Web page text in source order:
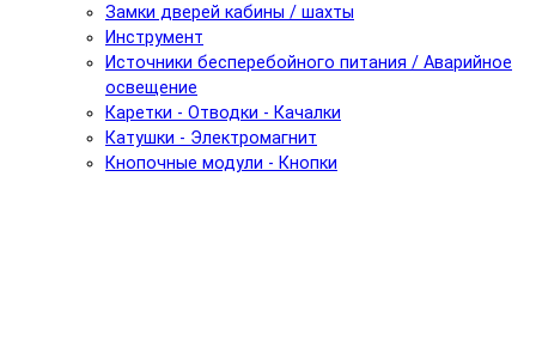
Замки дверей кабины / шахты
Инструмент
Источники бесперебойного питания / Аварийное
освещение
Каретки - Отводки - Качалки
Катушки - Электромагнит
Кнопочные модули - Кнопки